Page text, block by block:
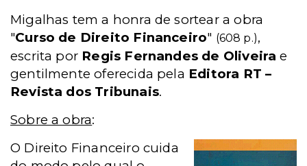
Migalhas tem a honra de sortear a obra
"Curso de Direito Financeiro" (608 p.),
escrita por Regis Fernandes de Oliveirae
gentilmente oferecida pela Editora RT –
Revista dos Tribunais.
Sobre a obra:
O Direito Financeiro cuida